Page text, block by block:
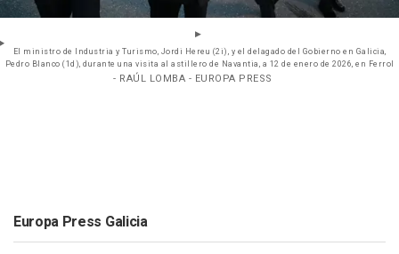
El ministro de Industria y Turismo, Jordi Hereu (2i), y el delagado del Gobierno en Galicia,
Pedro Blanco (1d), durante una visita al astillero de Navantia, a 12 de enero de 2026, en Ferrol
- RAÚL LOMBA - EUROPA PRESS
Europa Press Galicia